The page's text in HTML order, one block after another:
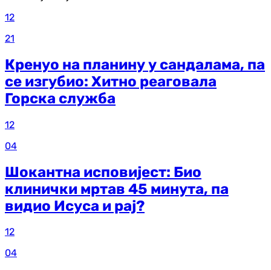
12
21
Кренуо на планину у сандалама, па
се изгубио: Хитно реаговала
Горска служба
12
04
Шокантна исповијест: Био
клинички мртав 45 минута, па
видио Исуса и рај?
12
04